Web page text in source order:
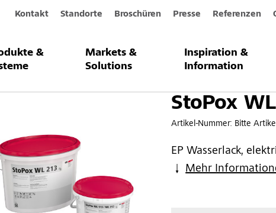
Kontakt Standorte Broschüren Presse Referenzen
&
Markets &
Solutions
Inspiration &
Information
& Systeme StoPox WL 213
StoPox
Artikel-Nummer: Bitte
EP Wasserlack,
Mehr